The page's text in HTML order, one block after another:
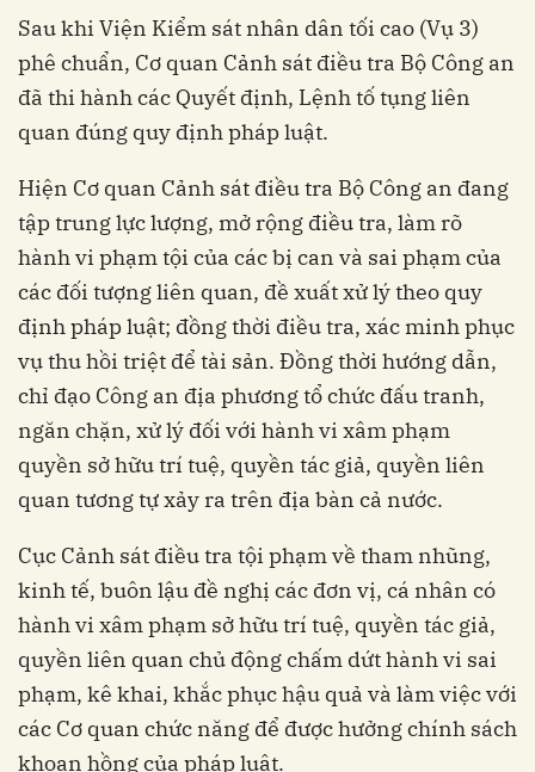
Sau khi Viện Kiểm sát nhân dân tối cao (Vụ 3)
phê chuẩn, Cơ quan Cảnh sát điều tra Bộ Công an
đã thi hành các Quyết định, Lệnh tố tụng liên
quan đúng quy định pháp luật.
Hiện Cơ quan Cảnh sát điều tra Bộ Công an đang
tập trung lực lượng, mở rộng điều tra, làm rõ
hành vi phạm tội của các bị can và sai phạm của
các đối tượng liên quan, đề xuất xử lý theo quy
định pháp luật; đồng thời điều tra, xác minh phục
vụ thu hồi triệt để tài sản. Đồng thời hướng dẫn,
chỉ đạo Công an địa phương tổ chức đấu tranh,
ngăn chặn, xử lý đối với hành vi xâm phạm
quyền sở hữu trí tuệ, quyền tác giả, quyền liên
quan tương tự xảy ra trên địa bàn cả nước.
Cục Cảnh sát điều tra tội phạm về tham nhũng,
kinh tế, buôn lậu đề nghị các đơn vị, cá nhân có
hành vi xâm phạm sở hữu trí tuệ, quyền tác giả,
quyền liên quan chủ động chấm dứt hành vi sai
phạm, kê khai, khắc phục hậu quả và làm việc với
các Cơ quan chức năng để được hưởng chính sách
khoan hồng của pháp luật.